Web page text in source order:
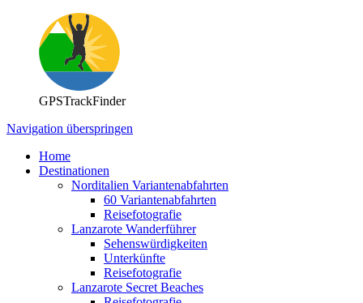
GPSTrackFinder
Navigation überspringen
Home
Destinationen
Norditalien Variantenabfahrten
60 Variantenabfahrten
Reisefotografie
Lanzarote Wanderführer
Sehenswürdigkeiten
Unterkünfte
Reisefotografie
Lanzarote Secret Beaches